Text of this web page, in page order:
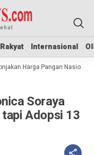
Internasional
Internasional
Harga Pangan Nasional
Soraya
Adopsi 13